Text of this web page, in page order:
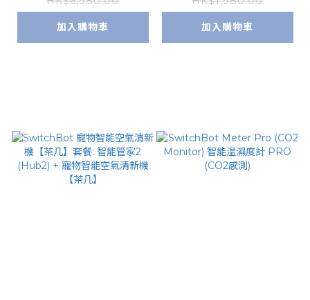
加入購物車 加入購物車